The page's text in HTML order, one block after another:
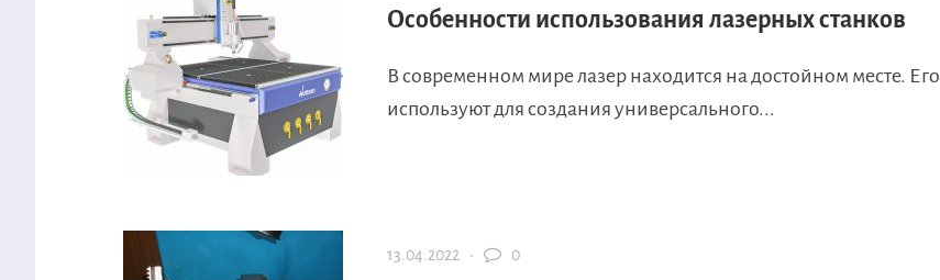
Особенности использования лазерных станков
В современном мире лазер находится на достойном месте. Его
используют для создания универсального...
13.04.2022 · 0